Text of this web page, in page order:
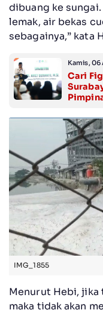
dibuang ke
lemak, air bekas
sebagainya,” kata
Kamis, 06
Cari
IMG_1855
Menurut Hebi,
maka tidak akan